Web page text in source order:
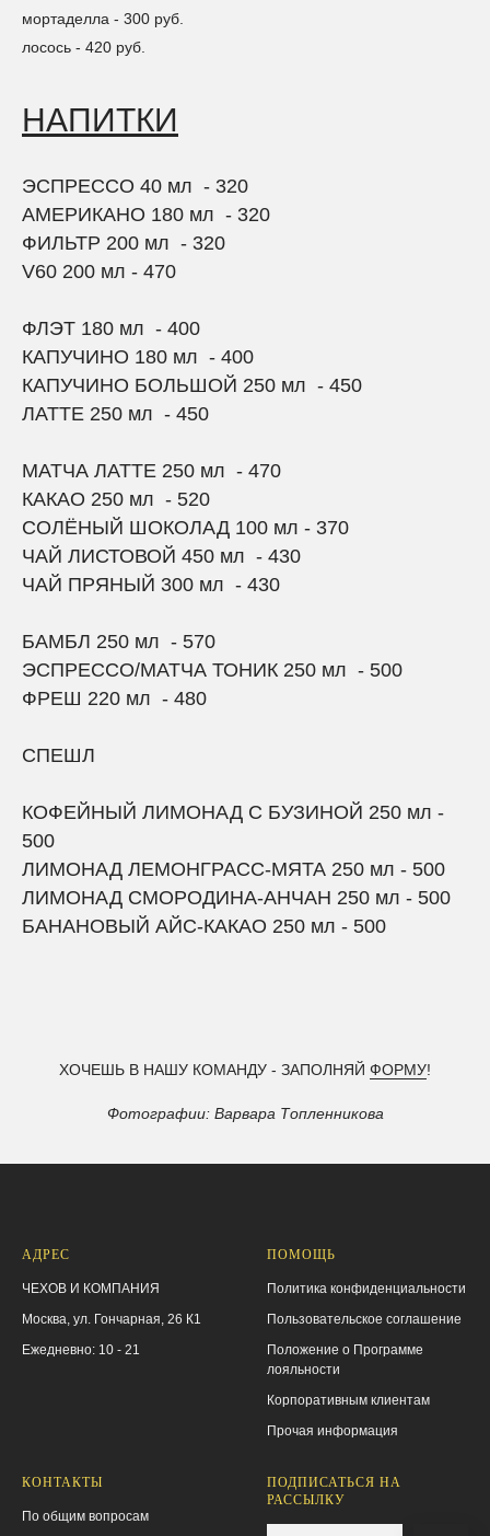
мортаделла - 300 руб.
лосось - 420 руб.
НАПИТКИ
ЭСПРЕССО 40 мл - 320
АМЕРИКАНО 180 мл - 320
ФИЛЬТР 200 мл - 320
V60 200 мл - 470
ФЛЭТ 180 мл - 400
КАПУЧИНО 180 мл - 400
КАПУЧИНО БОЛЬШОЙ 250 мл - 450
ЛАТТЕ 250 мл - 450
МАТЧА ЛАТТЕ 250 мл - 470
КАКАО 250 мл - 520
СОЛЁНЫЙ ШОКОЛАД 100 мл - 370
ЧАЙ ЛИСТОВОЙ 450 мл - 430
ЧАЙ ПРЯНЫЙ 300 мл - 430
БАМБЛ 250 мл - 570
ЭСПРЕССО/МАТЧА ТОНИК 250 мл - 500
ФРЕШ 220 мл - 480
СПЕШЛ
КОФЕЙНЫЙ ЛИМОНАД С БУЗИНОЙ 250 мл -
500
ЛИМОНАД ЛЕМОНГРАСС-МЯТА 250 мл - 500
ЛИМОНАД СМОРОДИНА-АНЧАН 250 мл - 500
БАНАНОВЫЙ АЙС-КАКАО 250 мл - 500
ХОЧЕШЬ В НАШУ КОМАНДУ - ЗАПОЛНЯЙ ФОРМУ!
Фотографии: Варвара Топленникова
АДРЕС
ЧЕХОВ И КОМПАНИЯ
Москва, ул. Гончарная, 26 К1
Ежедневно: 10 - 21
ПОМОЩЬ
Политика конфиденциальности
Пользовательское соглашение
Положение о Программе
лояльности
Корпоративным клиентам
Прочая информация
КОНТАКТЫ
По общим вопросам
ПОДПИСАТЬСЯ НА
РАССЫЛКУ